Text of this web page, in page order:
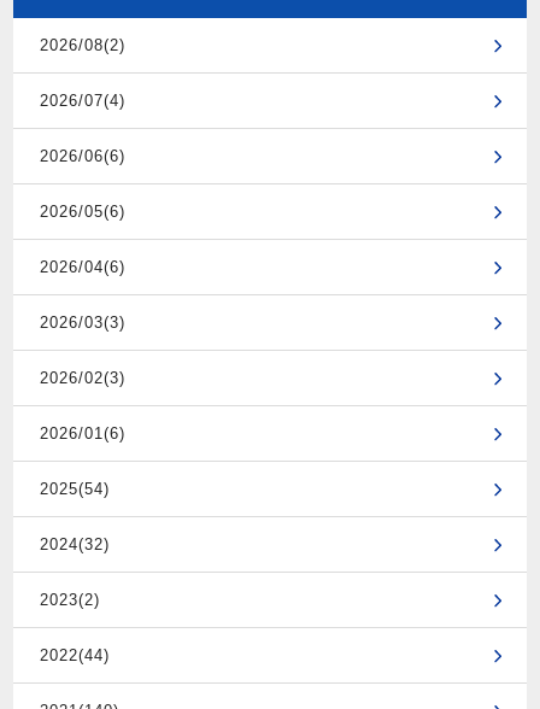
2026/08(2)
2026/07(4)
2026/06(6)
2026/05(6)
2026/04(6)
2026/03(3)
2026/02(3)
2026/01(6)
2025(54)
2024(32)
2023(2)
2022(44)